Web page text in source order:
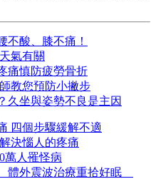
不酸、膝不痛！
氣有關
痛慎防疲勞骨折
教您預防小撇步
久坐與姿勢不良是主因
四個步驟緩解不適
決惱人的疼痛
萬人罹怪病
外震波治療重拾好眠